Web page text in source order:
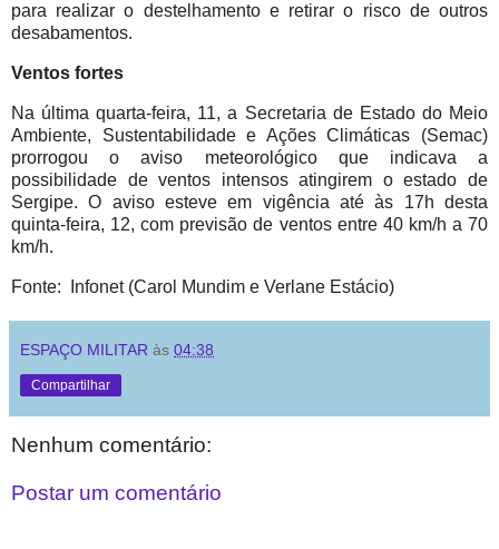
para realizar o destelhamento e retirar o risco de outros
desabamentos.
Ventos fortes
Na última quarta-feira, 11, a Secretaria de Estado do Meio
Ambiente, Sustentabilidade e Ações Climáticas (Semac)
prorrogou o aviso meteorológico que indicava a
possibilidade de ventos intensos atingirem o estado de
Sergipe. O aviso esteve em vigência até às 17h desta
quinta-feira, 12, com previsão de ventos entre 40 km/h a 70
km/h.
Fonte: Infonet (Carol Mundim e Verlane Estácio)
ESPAÇO MILITAR às 04:38
Compartilhar
Nenhum comentário:
Postar um comentário